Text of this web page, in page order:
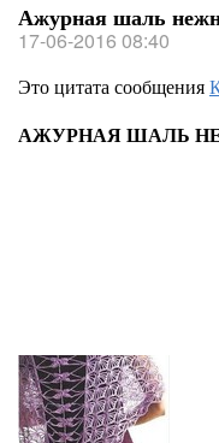
Ажурная шаль
17-06-2016 08:40
Это цитата сообщения
АЖУРНАЯ ШАЛЬ